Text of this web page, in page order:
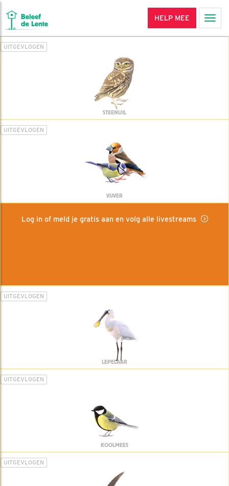
HELP MEE
UITGEVLOGEN
STEENUIL
UITGEVLOGEN
VIJVER
Log in of meld je gratis aan en volg alle livestreams
UITGEVLOGEN
LEPELAAR
UITGEVLOGEN
KOOLMEES
UITGEVLOGEN